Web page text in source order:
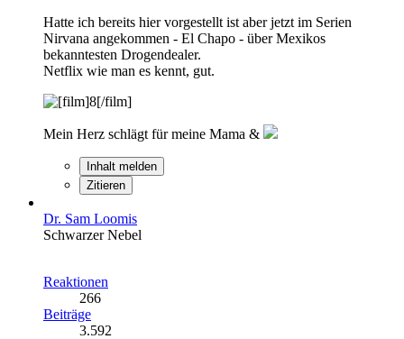
Hatte ich bereits hier vorgestellt ist aber jetzt im Serien
Nirvana angekommen - El Chapo - über Mexikos
bekanntesten Drogendealer.
Netflix wie man es kennt, gut.
Mein Herz schlägt für meine Mama &
Inhalt melden
Zitieren
Dr. Sam Loomis
Schwarzer Nebel
Reaktionen
266
Beiträge
3.592